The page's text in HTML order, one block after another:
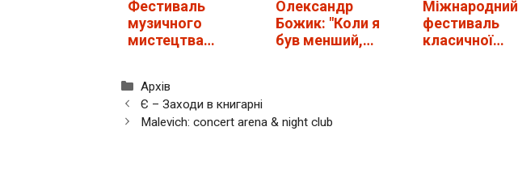
Фестиваль
музичного
мистецтва
Олександр
Божик: "Коли я
був менший,
Міжнародний
фестиваль
класичної
Категорії
Архів
Є – Заходи в книгарні
Malevich: concert arena & night club